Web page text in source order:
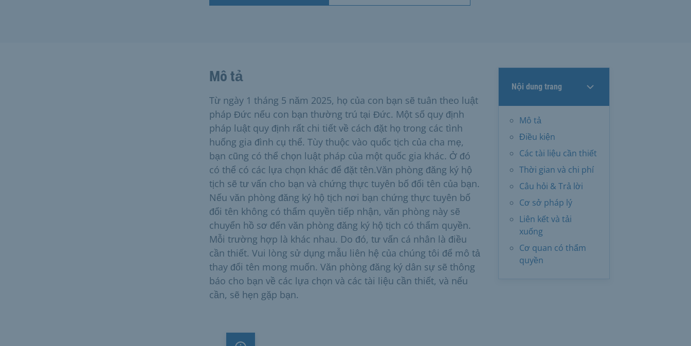
Nội dung trang
Mô tả
Điều kiện
Các tài liệu cần thiết
Thời gian và chi phí
Câu hỏi & Trả lời
Cơ sở pháp lý
Liên kết và tải
xuống
Cơ quan có thẩm
quyền
Mô tả
Từ ngày 1 tháng 5 năm 2025, họ của con bạn sẽ tuân theo luật
pháp Đức nếu con bạn thường trú tại Đức. Một số quy định
pháp luật quy định rất chi tiết về cách đặt họ trong các tình
huống gia đình cụ thể. Tùy thuộc vào quốc tịch của cha mẹ,
bạn cũng có thể chọn luật pháp của một quốc gia khác. Ở đó
có thể có các lựa chọn khác để đặt tên.Văn phòng đăng ký hộ
tịch sẽ tư vấn cho bạn và chứng thực tuyên bố đổi tên của bạn.
Nếu văn phòng đăng ký hộ tịch nơi bạn chứng thực tuyên bố
đổi tên không có thẩm quyền tiếp nhận, văn phòng này sẽ
chuyển hồ sơ đến văn phòng đăng ký hộ tịch có thẩm quyền.
Mỗi trường hợp là khác nhau. Do đó, tư vấn cá nhân là điều
cần thiết. Vui lòng sử dụng mẫu liên hệ của chúng tôi để mô tả
thay đổi tên mong muốn. Văn phòng đăng ký dân sự sẽ thông
báo cho bạn về các lựa chọn và các tài liệu cần thiết, và nếu
cần, sẽ hẹn gặp bạn.